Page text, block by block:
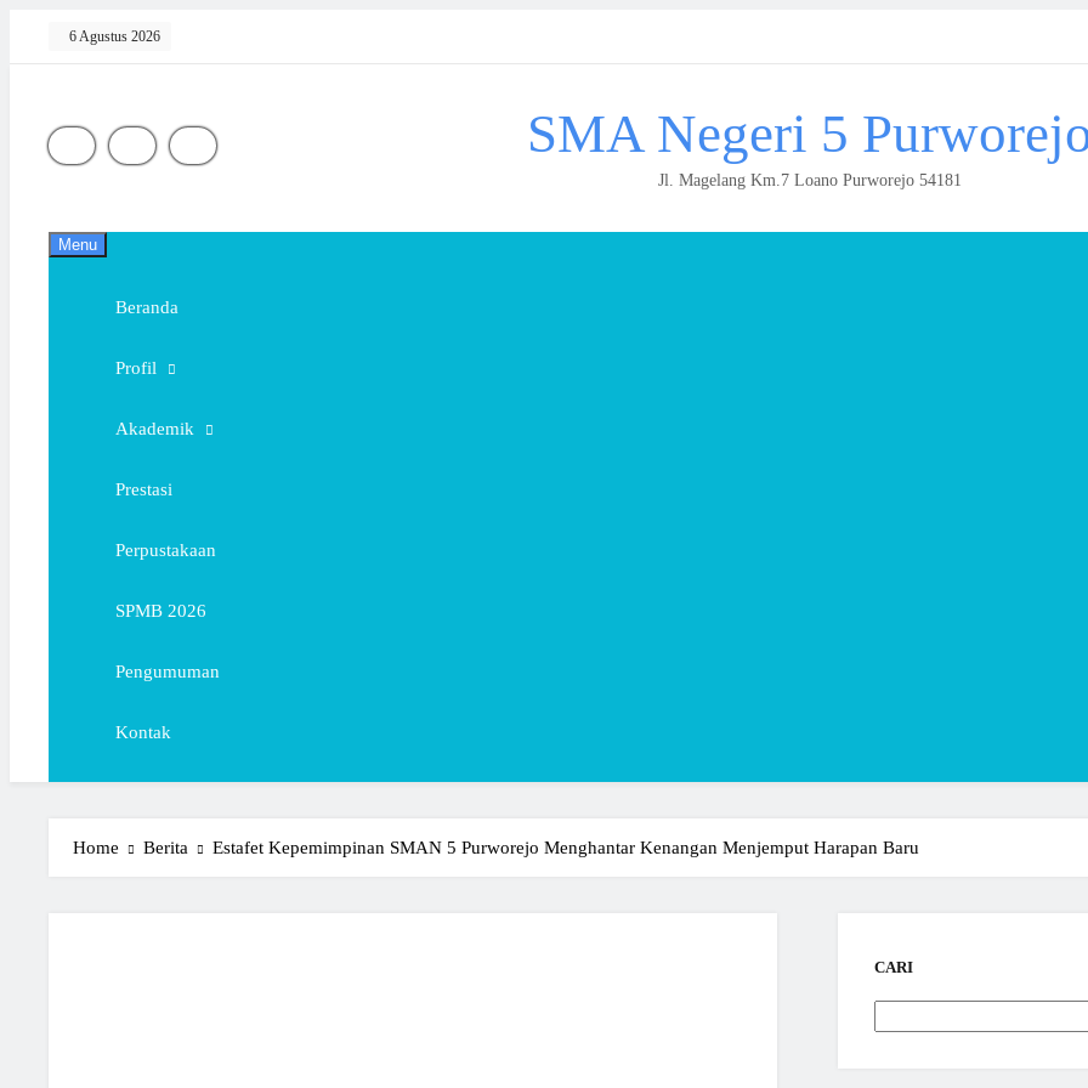
6 Agustus 2026
SMA Negeri 5
Jl. Magelang Km.7 Loano Purworejo 54181
Menu
Beranda
Profil
Akademik
Prestasi
Perpustakaan
SPMB 2026
Pengumuman
Kontak
Home Berita Estafet Kepemimpinan SMAN 5 Purworejo Menghantar Kenangan Menjemput Harapan Baru
CARI